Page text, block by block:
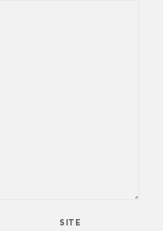
SITE